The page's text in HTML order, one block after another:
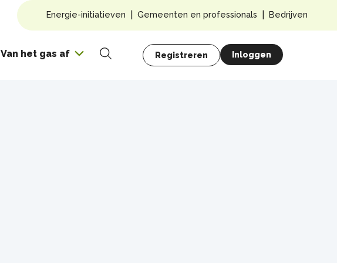
Hoofdnavigatie
Van het gas af
Zoeken Gebruikersmenu
Registreren Inloggen
Top
Energie-initiatieven Gemeenten en professionals Bedrijven